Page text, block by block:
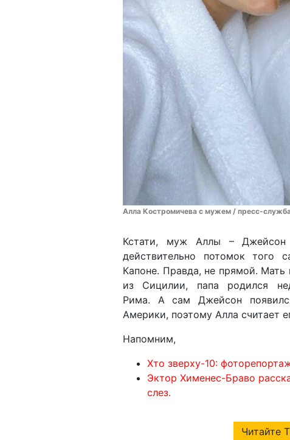
Алла Костромичева с мужем / пресс-
Кстати, муж Аллы – Джейсон
действительно потомок того
Капоне. Правда, не прямой.
из Сицилии, папа родился
Рима. А сам Джейсон
Америки, поэтому Алла считает
Напомним,
Хто зверху-10:
Эктор Хименес-Браво
слез.
Читайте